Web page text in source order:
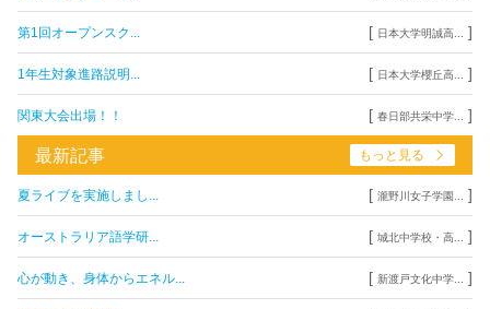
第1回オープンスク... [ 日本大学明誠高... ]
1年生対象進路説明... [ 日本大学櫻丘高... ]
関東大会出場！！ [ 春日部共栄中学... ]
最新記事 もっと見る
夏ライブを実施しまし... [ 瀧野川女子学園... ]
オーストラリア語学研... [ 城北中学校・高... ]
心が動き、身体からエネル... [ 新渡戸文化中学... ]